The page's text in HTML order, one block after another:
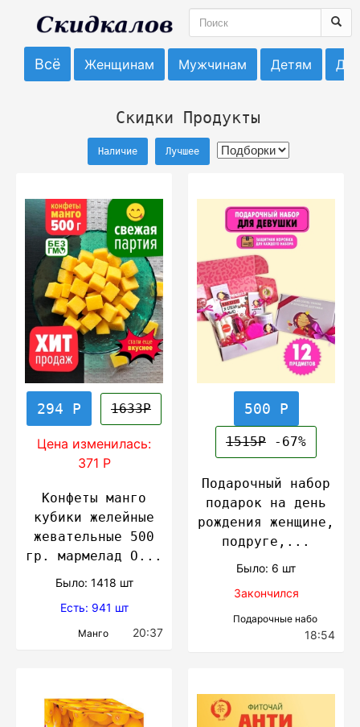
Всё Женщинам Мужчинам Детям
Скидки Продукты
Наличие Лучшее
294 Р 1633Р
Цена изменилась:
371 Р
Конфеты манго
кубики желейные
жевательные 500
гр. мармелад О...
Было: 1418 шт
Есть: 941 шт
Манго 20:37
500 Р
1515Р -67%
Подарочный набор
подарок на день
рождения женщине,
подруге,...
Было: 6 шт
Закончился
Подарочные набо
18:54